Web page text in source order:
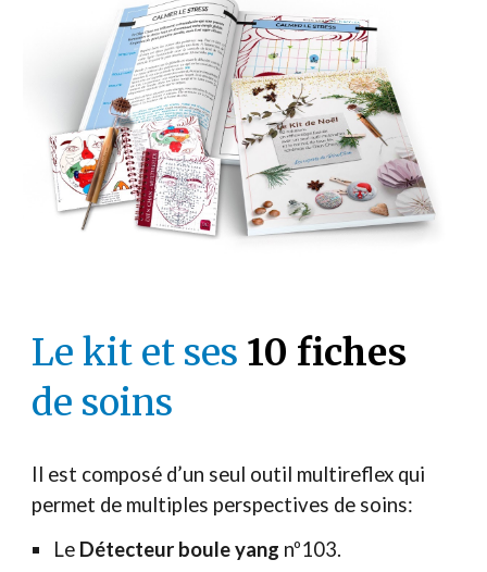
Le kit et ses 10 fiches
de soins
Il est composé d’un seul outil multireflex qui
permet de multiples perspectives de soins:
Le Détecteur boule yang nº103.